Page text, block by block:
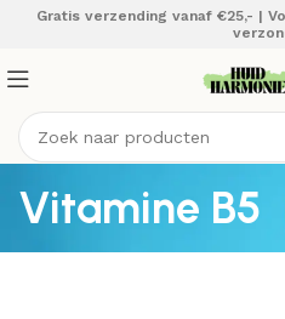
Gratis verzending vanaf €25,- |
Vitamine B5